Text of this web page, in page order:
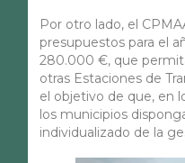
Por otro lado, el
presupuestos para el
280.000 €, que
otras Estaciones de
el objetivo de que, en
los municipios
individualizado de la